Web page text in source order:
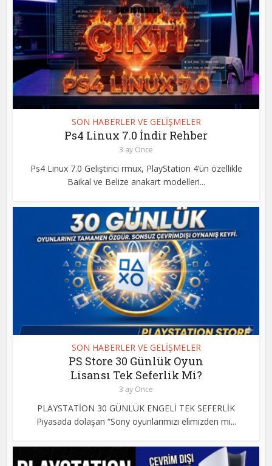
SON HABERLER VE GELİŞMELER
Ps4 Linux 7.0 İndir Rehber
3 ay Önce
Ps4 Linux 7.0 Geliştirici rmux, PlayStation 4’ün özellikle
Baikal ve Belize anakart modelleri...
SON HABERLER VE GELİŞMELER
PS Store 30 Günlük Oyun
Lisansı Tek Seferlik Mi?
3 ay Önce
PLAYSTATİON 30 GÜNLÜK ENGELİ TEK SEFERLİK
Piyasada dolaşan “Sony oyunlarımızı elimizden mi...